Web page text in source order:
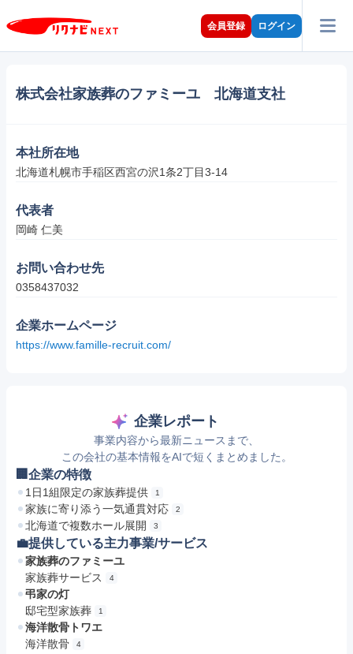
会員登録 ログイン
株式会社家族葬のファミーユ 北海道支社
本社所在地
北海道札幌市手稲区西宮の沢1条2丁目3-14
代表者
岡崎 仁美
お問い合わせ先
0358437032
企業ホームページ
https://www.famille-recruit.com/
企業レポート
事業内容から最新ニュースまで、
この会社の基本情報をAIで短くまとめました。
🏢企業の特徴
1日1組限定の家族葬提供 1
家族に寄り添う一気通貫対応 2
北海道で複数ホール展開 3
💼提供している主力事業/サービス
家族葬のファミーユ
家族葬サービス
4
弔家の灯
邸宅型家族葬
1
海洋散骨トワエ
海洋散骨
4